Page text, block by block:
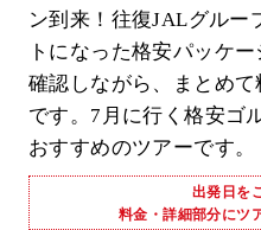
ン到来！往復JALグルー
トになった格安パッケ
確認しながら、まとめ
です。7月に行く格安ゴ
おすすめのツアーです。
出発日を
料金・詳細部分にツ